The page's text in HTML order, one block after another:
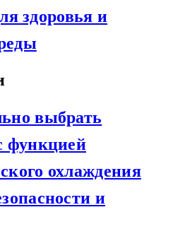
здоровья и
выбрать
функцией
охлаждения
и